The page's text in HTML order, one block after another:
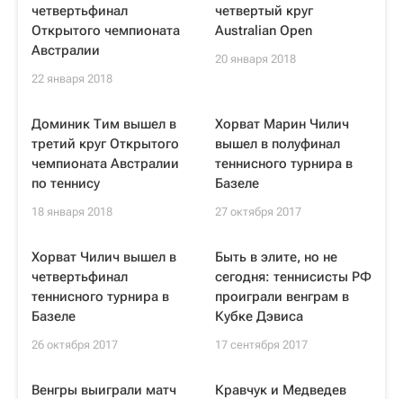
четвертьфинал
Открытого чемпионата
Австралии
22 января 2018
четвертый круг
Australian Open
20 января 2018
Доминик Тим вышел в
третий круг Открытого
чемпионата Австралии
по теннису
18 января 2018
Хорват Марин Чилич
вышел в полуфинал
теннисного турнира в
Базеле
27 октября 2017
Хорват Чилич вышел в
четвертьфинал
теннисного турнира в
Базеле
26 октября 2017
Быть в элите, но не
сегодня: теннисисты РФ
проиграли венграм в
Кубке Дэвиса
17 сентября 2017
Венгры выиграли матч
Кравчук и Медведев